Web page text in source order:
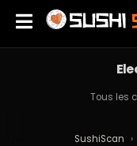
Tous les
SushiScan ›